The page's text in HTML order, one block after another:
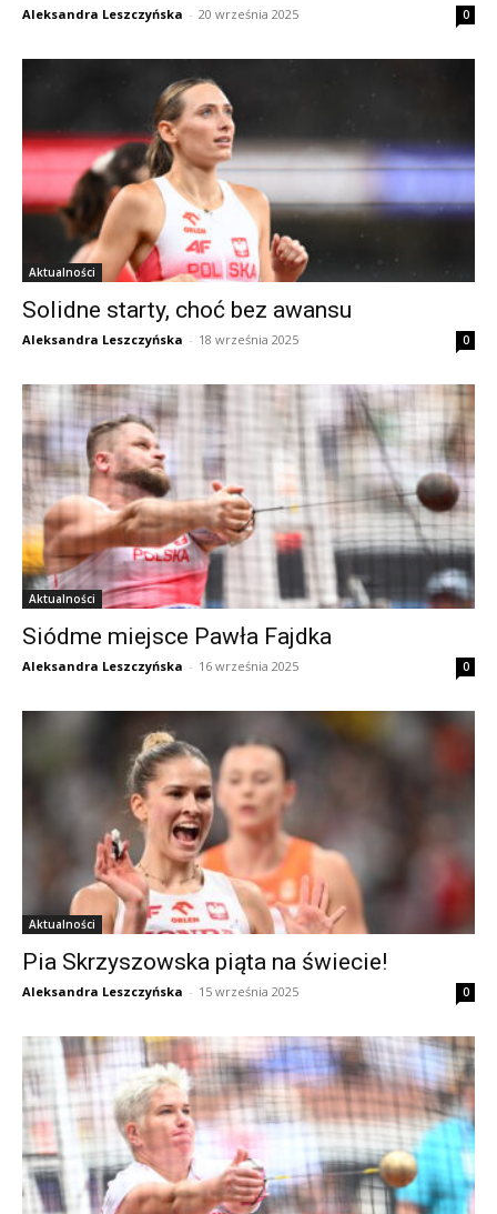
Aleksandra Leszczyńska - 20 września 2025 0
Aktualności
Solidne starty, choć bez awansu
Aleksandra Leszczyńska - 18 września 2025 0
Aktualności
Siódme miejsce Pawła Fajdka
Aleksandra Leszczyńska - 16 września 2025 0
Aktualności
Pia Skrzyszowska piąta na świecie!
Aleksandra Leszczyńska - 15 września 2025 0